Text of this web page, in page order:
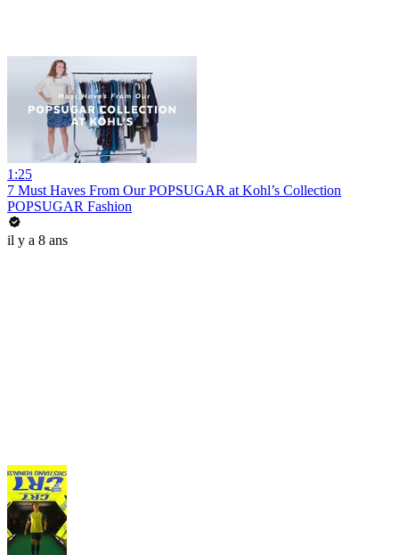
1:25
7 Must Haves From Our POPSUGAR at Kohl’s Collection
POPSUGAR Fashion
il y a 8 ans